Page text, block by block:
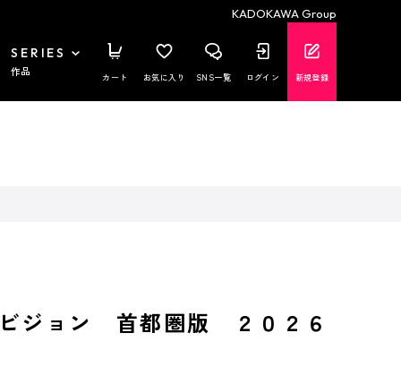
KADOKAWA Group
SERIES
作品 カート お気に入り SNS一覧 ログイン 新規登録
ジョン 首都圏版 ２０２６